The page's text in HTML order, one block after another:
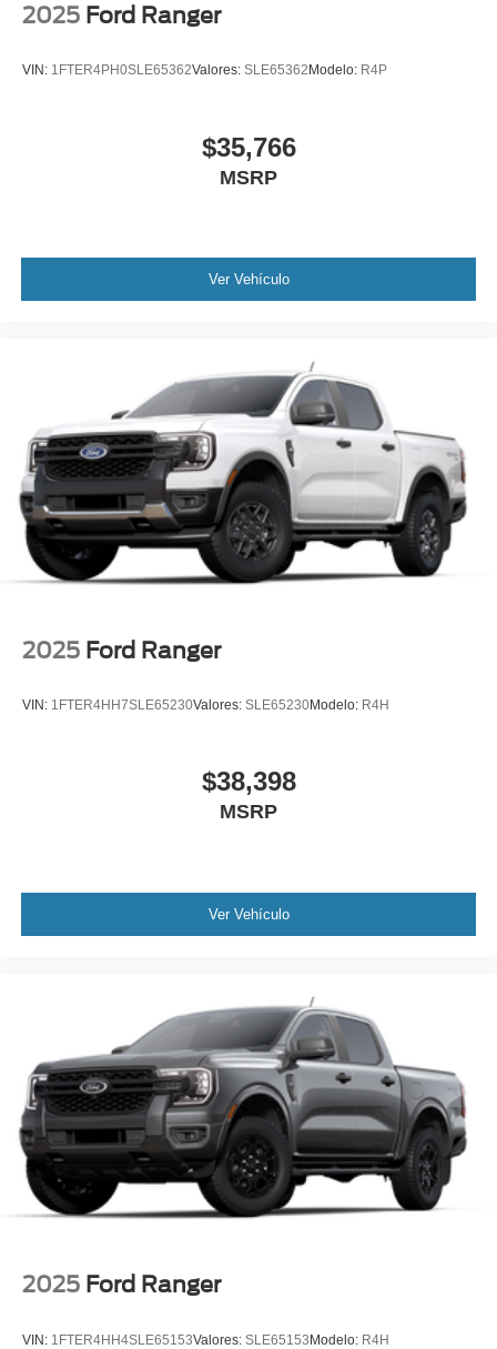
2025 Ford Ranger
VIN: 1FTER4PH0SLE65362Valores: SLE65362 Modelo: R4P
$35,766
MSRP
Ver Vehículo
2025 Ford Ranger
VIN: 1FTER4HH7SLE65230Valores: SLE65230Modelo: R4H
$38,398
MSRP
Ver Vehículo
2025 Ford Ranger
VIN: 1FTER4HH4SLE65153Valores: SLE65153Modelo: R4H